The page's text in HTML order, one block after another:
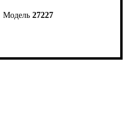
27227
Высота: 570 мм